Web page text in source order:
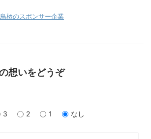
栖のスポンサー企業
想いをどうぞ
3 2 1 なし